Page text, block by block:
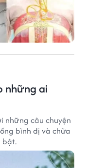
những ai
những câu chuyện
bình dị và chữa
bật.